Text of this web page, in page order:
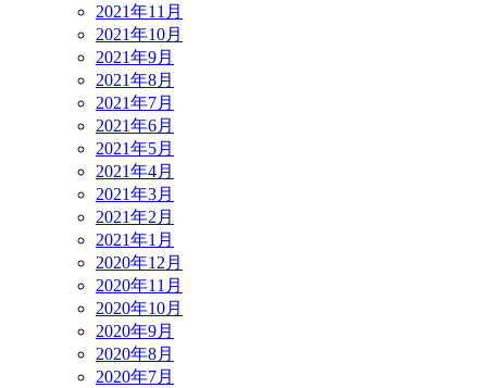
2021年11月
2021年10月
2021年9月
2021年8月
2021年7月
2021年6月
2021年5月
2021年4月
2021年3月
2021年2月
2021年1月
2020年12月
2020年11月
2020年10月
2020年9月
2020年8月
2020年7月